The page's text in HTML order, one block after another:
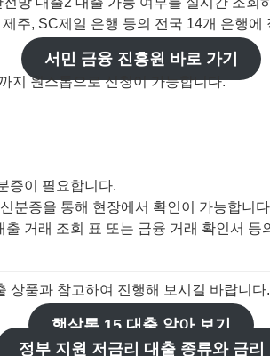
주, SC제일 은행 등의 전국 14개 은행
서민 금융 진흥원 바로 가기
지 원스톱으로 신청이 가능합니다.
증이 필요합니다.
분증을 통해 현장에서 확인이 가능합니
거래 조회 표 또는 금융 거래 확인서 등
상품과 참고하여 진행해 보시길 바랍니다.
햇살론 15 대출 알아 보기
정부 지원 저금리 대출 종류와 금리